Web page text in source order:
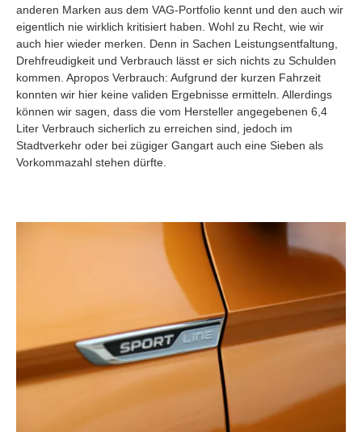
anderen Marken aus dem VAG-Portfolio kennt und den auch wir
eigentlich nie wirklich kritisiert haben. Wohl zu Recht, wie wir
auch hier wieder merken. Denn in Sachen Leistungsentfaltung,
Drehfreudigkeit und Verbrauch lässt er sich nichts zu Schulden
kommen. Apropos Verbrauch: Aufgrund der kurzen Fahrzeit
konnten wir hier keine validen Ergebnisse ermitteln. Allerdings
können wir sagen, dass die vom Hersteller angegebenen 6,4
Liter Verbrauch sicherlich zu erreichen sind, jedoch im
Stadtverkehr oder bei zügiger Gangart auch eine Sieben als
Vorkommazahl stehen dürfte.